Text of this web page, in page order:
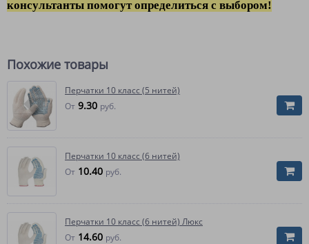
консультанты помогут определиться с выбором!
Похожие товары
Перчатки 10 класс (5 нитей)
От 9.30 руб.
Перчатки 10 класс (6 нитей)
От 10.40 руб.
Перчатки 10 класс (6 нитей) Люкс
От 14.60 руб.